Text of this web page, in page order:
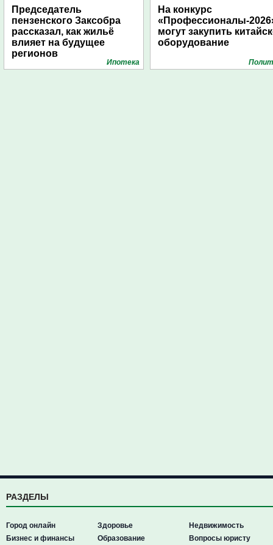
Председатель
пензенского Заксобра
рассказал, как жильё
влияет на будущее
регионов
Ипотека
На конкурс
«Профессионалы-
могут закупить
оборудование
РАЗДЕЛЫ
Город онлайн
Бизнес и финансы
Здоровье
Образование
Недвижимость
Вопросы юристу